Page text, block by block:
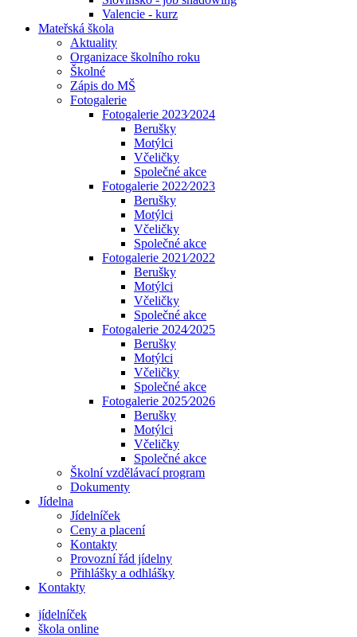
Valencie - kurz
Mateřská škola
Aktuality
Organizace školního roku
Školné
Zápis do MŠ
Fotogalerie
Fotogalerie 2023⁄2024
Berušky
Motýlci
Včeličky
Společné akce
Fotogalerie 2022⁄2023
Berušky
Motýlci
Včeličky
Společné akce
Fotogalerie 2021⁄2022
Berušky
Motýlci
Včeličky
Společné akce
Fotogalerie 2024⁄2025
Berušky
Motýlci
Včeličky
Společné akce
Fotogalerie 2025⁄2026
Berušky
Motýlci
Včeličky
Společné akce
Školní vzdělávací program
Dokumenty
Jídelna
Jídelníček
Ceny a placení
Kontakty
Provozní řád jídelny
Přihlášky a odhlášky
Kontakty
jídelníček
škola online